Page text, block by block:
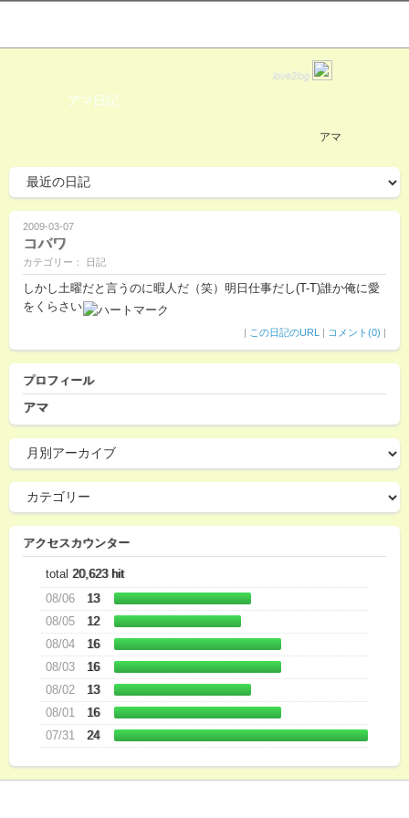
love2log
アマ日記
アマ
2009-03-07
コバワ
カテゴリー： 日記
しかし土曜だと言うのに暇人だ（笑）明日仕事だし(T-T)誰か俺に愛
をくらさい
| この日記のURL | コメント(0) |
プロフィール
アマ
アクセスカウンター
total 20,623 hit
08/06
13
08/05
12
08/04
16
08/03
16
08/02
13
08/01
16
07/31
24